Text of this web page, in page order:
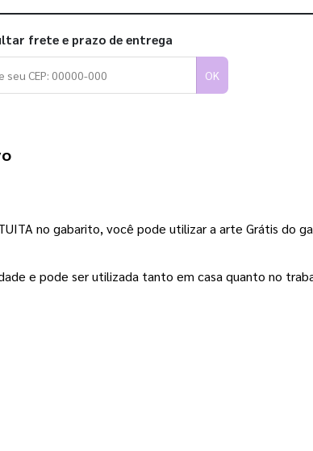
frete e prazo de entrega
OK
no gabarito, você pode utilizar a arte Grátis do
e pode ser utilizada tanto em casa quanto no